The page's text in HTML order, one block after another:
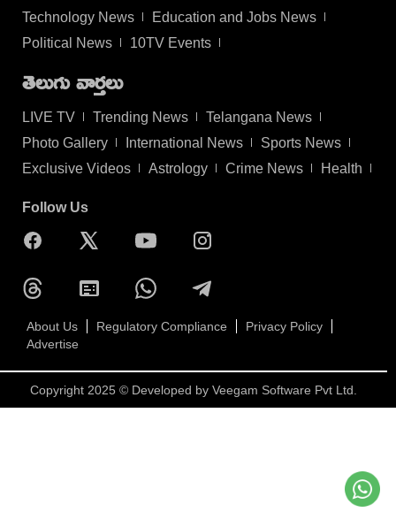
Technology News
Education and Jobs News
Political News
10TV Events
తెలుగు వార్తలు
LIVE TV Trending News
Telangana News
Photo Gallery
International News
Sports News
Exclusive Videos
Astrology Crime News Health
Follow Us
About Us Regulatory Compliance
Privacy Policy
Advertise
Copyright 2025 © Developed by Veegam Software Pvt Ltd.